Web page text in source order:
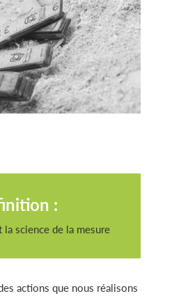
:
science de la mesure
actions que nous réalisons